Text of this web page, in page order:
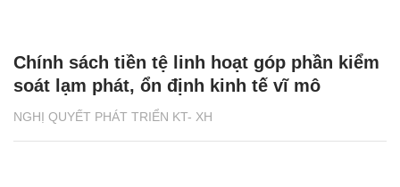
NGHỊ QUYẾT PHÁT TRIỂN KT- XH
Chính sách tiền tệ linh hoạt góp phần kiểm
soát lạm phát, ổn định kinh tế vĩ mô